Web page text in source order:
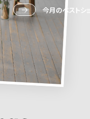
今月のベストシ